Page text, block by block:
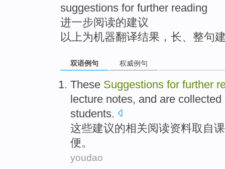
suggestions for further reading
进一步阅读的建议
以上为机器翻译结果，长、整句
双语例句 权威例句
These Suggestions for further
lecture notes, and are collected
students.
这些建议的相关阅读资料取自
便。
youdao